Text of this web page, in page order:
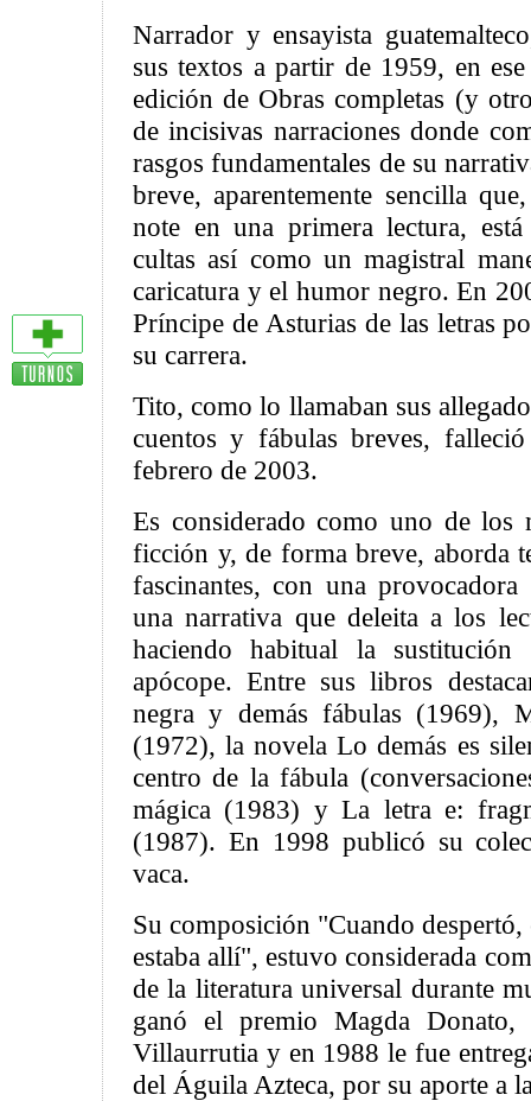
Narrador y ensayista
sus textos a partir de 1959, en
edición de Obras completas (y
de incisivas narraciones donde
rasgos fundamentales de su
breve, aparentemente sencilla
note en una primera lectura,
cultas así como un magistral
caricatura y el humor negro. En
Príncipe de Asturias de las letras
su carrera.
Tito, como lo llamaban sus
cuentos y fábulas breves,
febrero de 2003.
Es considerado como uno de los
ficción y, de forma breve, aborda
fascinantes, con una
una narrativa que deleita a los
haciendo habitual la
apócope. Entre sus libros
negra y demás fábulas (1969),
(1972), la novela Lo demás es
centro de la fábula
mágica (1983) y La letra e:
(1987). En 1998 publicó su
vaca.
Su composición "Cuando
estaba allí", estuvo considerada
de la literatura universal durante
ganó el premio Magda
Villaurrutia y en 1988 le fue
del Águila Azteca, por su aporte a